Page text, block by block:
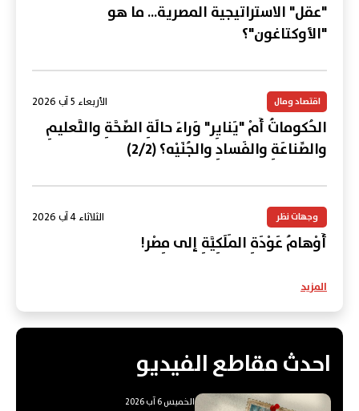
"عقل" الاستراتيجية المصرية... ما هو
"الأوكتاغون"؟
اقتصاد ومال الأربعاء 5 آب 2026
الحُكوماتُ أَمْ "يَنايِر" وَراءَ حالَةِ الصِّحَّةِ والتَّعليمِ
والصِّناعَةِ والفَسادِ والجُنَيْه؟ (2/2)
وجهات نظر الثلاثاء 4 آب 2026
أَوْهامُ عَوْدَةِ المَلَكِيَّةِ إلى مِصْر!
المزيد
احدث مقاطع الفيديو
الخميس 6 آب 2026